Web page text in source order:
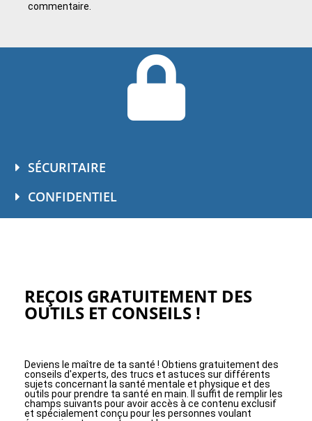
commentaire.
SÉCURITAIRE
CONFIDENTIEL
REÇOIS GRATUITEMENT DES
OUTILS ET CONSEILS !
Deviens le maître de ta santé ! Obtiens gratuitement des
conseils d'experts, des trucs et astuces sur différents
sujets concernant la santé mentale et physique et des
outils pour prendre ta santé en main. Il suffit de remplir les
champs suivants pour avoir accès à ce contenu exclusif
et spécialement conçu pour les personnes voulant